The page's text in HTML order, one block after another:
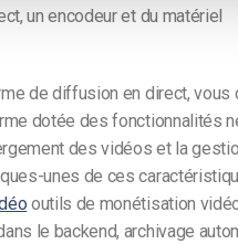
un encodeur et du matériel
de diffusion en direct, vous
dotée des fonctionnalités
des vidéos et la
unes de ces
outils de monétisation
le backend, archivage